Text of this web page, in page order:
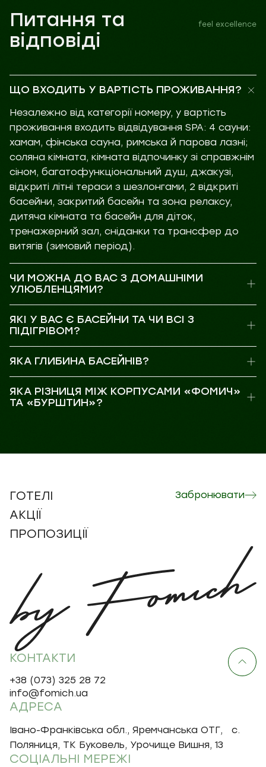
feel excellence
Питання та
відповіді
ЩО ВХОДИТЬ У ВАРТІСТЬ ПРОЖИВАННЯ?
Незалежно від категорії номеру, у вартість
проживання входить відвідування SPA: 4 сауни:
хамам, фінська сауна, римська й парова лазні;
соляна кімната, кімната відпочинку зі справжнім
сіном, багатофункціональний душ, джакузі,
відкриті літні тераси з шезлонгами, 2 відкриті
басейни, закритий басейн та зона релаксу,
дитяча кімната та басейн для діток,
тренажерний зал, сніданки та трансфер до
витягів (зимовий період).
ЧИ МОЖНА ДО ВАС З ДОМАШНІМИ
УЛЮБЛЕНЦЯМИ?
ЯКІ У ВАС Є БАСЕЙНИ ТА ЧИ ВСІ З
ПІДІГРІВОМ?
ЯКА ГЛИБИНА БАСЕЙНІВ?
ЯКА РІЗНИЦЯ МІЖ КОРПУСАМИ «ФОМИЧ»
ТА «БУРШТИН»?
ГОТЕЛІ
АКЦІЇ
ПРОПОЗИЦІЇ
Забронювати
КОНТАКТИ
+38 (073) 325 28 72
info@fomich.ua
АДРЕСА
Івано-Франківська обл., Яремчанська ОТГ, с.
Поляниця, ТК Буковель, Урочище Вишня, 13
СОЦІАЛЬНІ МЕРЕЖІ